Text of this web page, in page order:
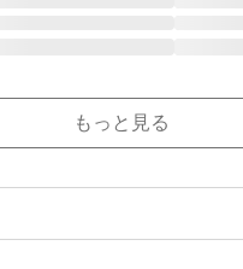
もっと見る